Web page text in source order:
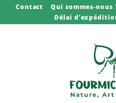
Contact Qui sommes-nous
Délai